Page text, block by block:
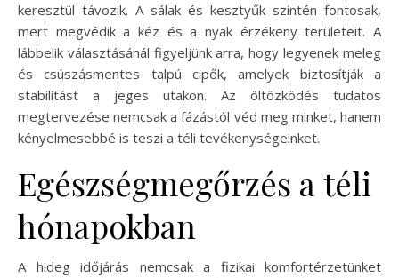
keresztül távozik. A sálak és kesztyűk szintén fontosak,
mert megvédik a kéz és a nyak érzékeny területeit. A
lábbelik választásánál figyeljünk arra, hogy legyenek meleg
és csúszásmentes talpú cipők, amelyek biztosítják a
stabilitást a jeges utakon. Az öltözködés tudatos
megtervezése nemcsak a fázástól véd meg minket, hanem
kényelmesebbé is teszi a téli tevékenységeinket.
Egészségmegőrzés a téli
hónapokban
A hideg időjárás nemcsak a fizikai komfortérzetünket